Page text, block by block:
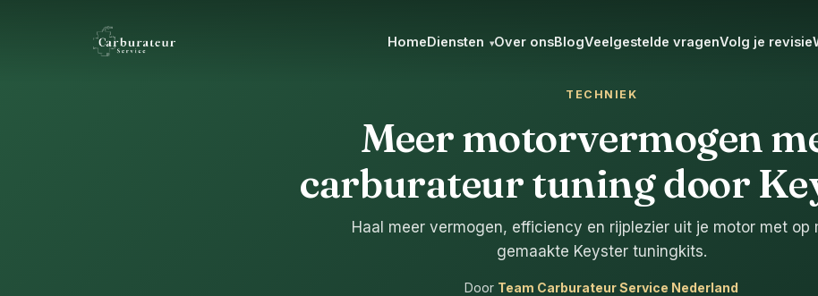
HomeDiensten ▾Over onsBlogVeelgestelde vragenVolg je revisie
TECHNIEK
Meer motorvermogen
carburateur tuning door
Haal meer vermogen, efficiency en rijplezier uit je motor met op
gemaakte Keyster tuningkits.
Door Team Carburateur Service Nederland